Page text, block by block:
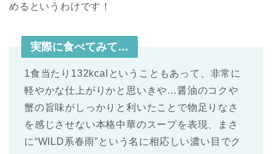
めるというわけです！
実際に食べてみて…
1食当たり132kcalということもあって、非常に
軽やかな仕上がりかと思いきや…醤油のコクや
蟹の旨味がしっかりと利いたことで物足りなさ
を感じさせない本格中華のスープを表現、まさ
に“WILD系春雨”という名に相応しい濃い目でク